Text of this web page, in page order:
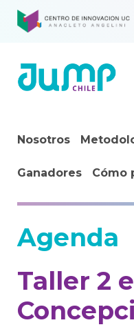
Nosotros
Ganadores Cómo
Agenda
Taller 2